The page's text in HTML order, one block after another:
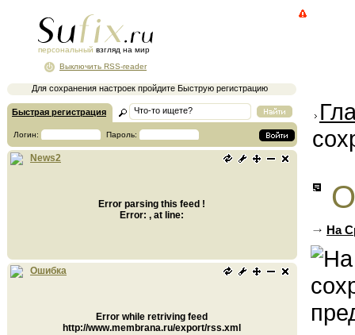
персональный взгляд на мир
Для сохранения настроек пройдите Быструю регистрацию
Выключить RSS-reader
Быстрая регистрация
Логин: Пароль:
News2
Error parsing this feed !
Error: , at line:
Ошибка
Error while retriving feed
http://www.membrana.ru/export/rss.xml
На